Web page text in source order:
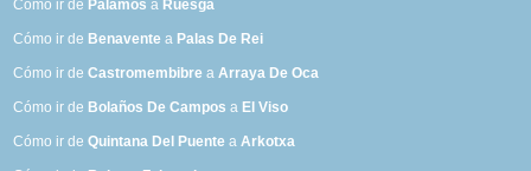
Cómo ir de Palamós a Ruesga
Cómo ir de Benavente a Palas De Rei
Cómo ir deCastromembibre aArraya De Oca
Cómo ir de Bolaños De Campos a El Viso
Cómo ir deQuintana Del Puente aArkotxa